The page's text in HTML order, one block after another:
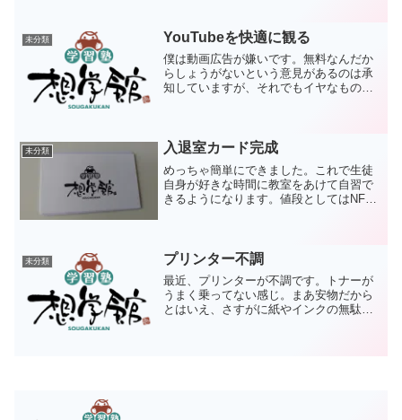
が、それが足かせになって...
未分類 YouTubeを快適に観る
僕は動画広告が嫌いです。無料なんだか
らしょうがないという意見があるのは承
知していますが、それでもイヤなものは
ないとい...
未分類 入退室カード完成
めっちゃ簡単にできました。これで生徒
自身が好きな時間に教室をあけて自習で
きるようになります。値段としてはNFC
ドが貼って...
未分類 プリンター不調
最近、プリンターが不調です。トナーが
うまく乗ってない感じ。まあ安物だから
とはいえ、さすがに紙やインクの無駄が